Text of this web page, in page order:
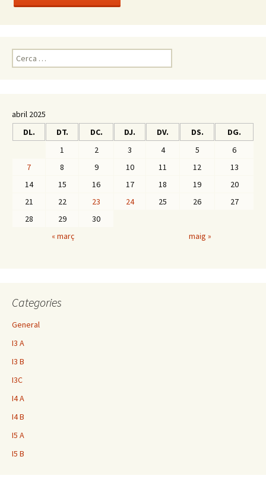
e
:abril 2025
DL.
DT. DC. DJ. DV. DS. DG.
« març maig »
1 2 3 4 5
6
7
8 9 10 11 12
13
14
15 16 17 18 19
20
21
22 23 24 25 26
27
28
29 30
Categories
General
I3 A
I3 B
I3C
I4 A
I4 B
I5 A
I5 B